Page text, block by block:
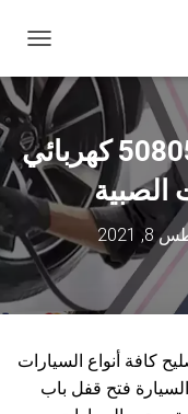
ب
ي
ل
ا
ل
ت
ق
ل
بنشر متنقل الصبية 50805535‬ كهربائي
الصبية
2021
كافة أنواع السيارات
فتح قفل باب